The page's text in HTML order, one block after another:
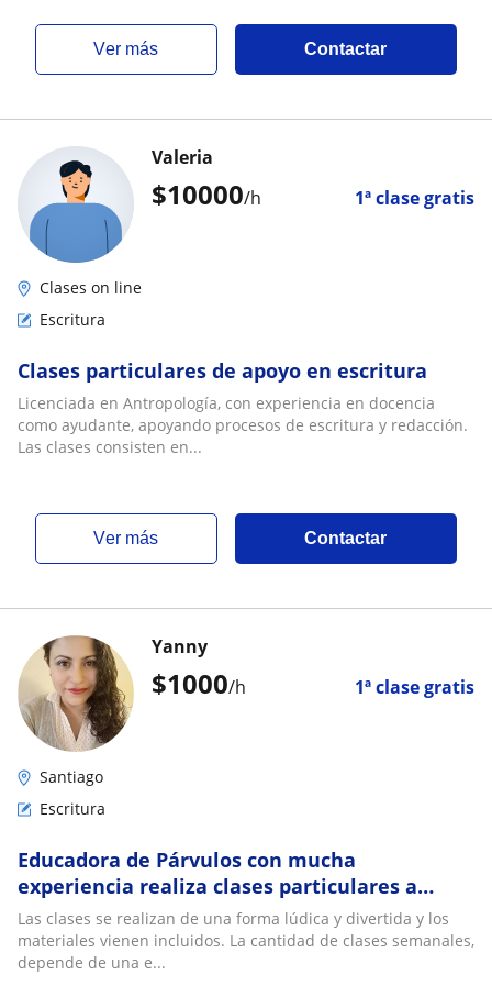
ver más Contactar
$10000/h 1ª clase gratis
Valeria
Clases on line
Escritura
Clases particulares de apoyo en escritura
Licenciada en Antropología, con experiencia en docencia
como ayudante, apoyando procesos de escritura y redacción.
Las clases consisten en...
ver más Contactar
$1000/h 1ª clase gratis
Yanny
Santiago
Escritura
Educadora de Párvulos con mucha
experiencia realiza clases particulares a
domicilio y online de lectoescritura, inglés
inicial, talleres y estimulación temprana a
bebés
Las clases se realizan de una forma lúdica y divertida y los
materiales vienen incluidos. La cantidad de clases semanales,
depende de una e...